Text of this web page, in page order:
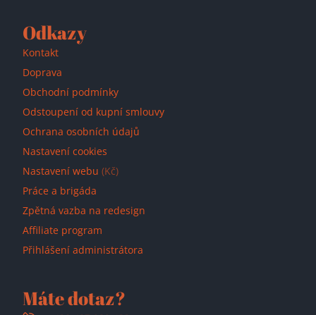
Odkazy
Kontakt
Doprava
Obchodní podmínky
Odstoupení od kupní smlouvy
Ochrana osobních údajů
Nastavení cookies
Nastavení webu (Kč)
Práce a brigáda
Zpětná vazba na redesign
Affiliate program
Přihlášení administrátora
Máte dotaz?